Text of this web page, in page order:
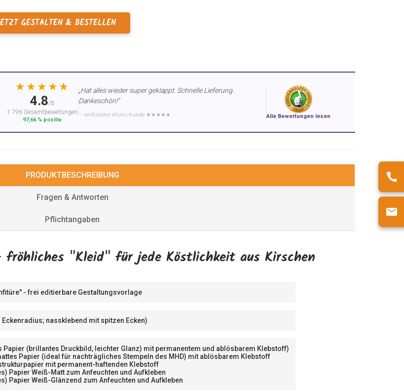
GESTALTEN & BESTELLEN
★★★★★
4.8/5
1.796 Gesamtbewertungen
97,66 % positiv
„Hat alles wieder super geklappt. Schnelle Lieferung.
Dankeschön!“
— verifizierter eKomi-Kunde ★★★★★ Alle Bewertungen lesen
PRODUKTBESCHREIBUNG
Fragen & Antworten
Pflichtangaben
"Kleid" für jede Köstlichkeit aus Kirschen
- frei editierbare Gestaltungsvorlage
nassklebend mit spitzen Ecken)
(brillantes Druckbild, leichter Glanz) mit permanentem und ablösbarem Klebstoff)
Papier (ideal für nachträgliches Stempeln des MHD) mit ablösbarem Klebstoff
mit permanent-haftenden Klebstoff
Papier Weiß-Matt zum Anfeuchten und Aufkleben
Papier Weiß-Glänzend zum Anfeuchten und Aufkleben